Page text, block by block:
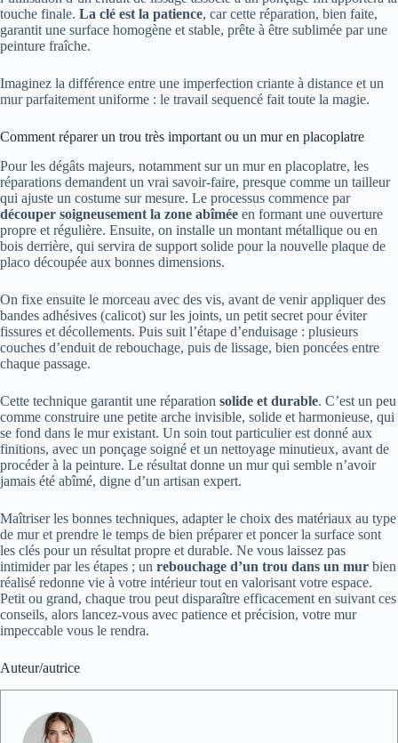
touche finale. La clé est la patience, car cette réparation, bien faite,
garantit une surface homogène et stable, prête à être sublimée par une
peinture fraîche.
Imaginez la différence entre une imperfection criante à distance et un
mur parfaitement uniforme : le travail sequencé fait toute la magie.
Comment réparer un trou très important ou un mur en placoplatre
Pour les dégâts majeurs, notamment sur un mur en placoplatre, les
réparations demandent un vrai savoir-faire, presque comme un tailleur
qui ajuste un costume sur mesure. Le processus commence par
découper soigneusement la zone abîmée en formant une ouverture
propre et régulière. Ensuite, on installe un montant métallique ou en
bois derrière, qui servira de support solide pour la nouvelle plaque de
placo découpée aux bonnes dimensions.
On fixe ensuite le morceau avec des vis, avant de venir appliquer des
bandes adhésives (calicot) sur les joints, un petit secret pour éviter
fissures et décollements. Puis suit l’étape d’enduisage : plusieurs
couches d’enduit de rebouchage, puis de lissage, bien poncées entre
chaque passage.
Cette technique garantit une réparation solide et durable. C’est un peu
comme construire une petite arche invisible, solide et harmonieuse, qui
se fond dans le mur existant. Un soin tout particulier est donné aux
finitions, avec un ponçage soigné et un nettoyage minutieux, avant de
procéder à la peinture. Le résultat donne un mur qui semble n’avoir
jamais été abîmé, digne d’un artisan expert.
Maîtriser les bonnes techniques, adapter le choix des matériaux au type
de mur et prendre le temps de bien préparer et poncer la surface sont
les clés pour un résultat propre et durable. Ne vous laissez pas
intimider par les étapes ; un rebouchage d’un trou dans un mur bien
réalisé redonne vie à votre intérieur tout en valorisant votre espace.
Petit ou grand, chaque trou peut disparaître efficacement en suivant ces
conseils, alors lancez-vous avec patience et précision, votre mur
impeccable vous le rendra.
Auteur/autrice